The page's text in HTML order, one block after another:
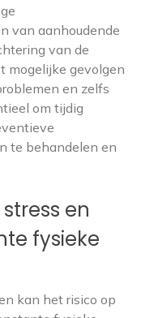
van aanhoudende
van de
mogelijke gevolgen
en zelfs
om tijdig
te behandelen en
en
fysieke
kan het risico op